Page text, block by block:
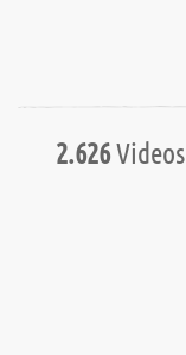
2.626